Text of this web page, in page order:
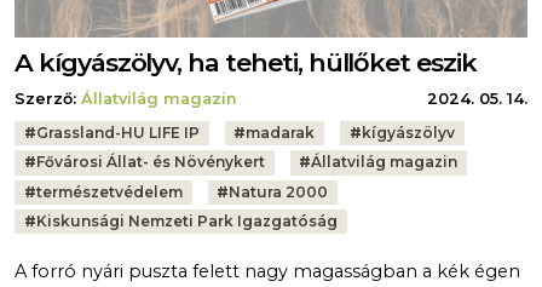
A kígyászölyv, ha teheti, hüllőket eszik
Szerző: Állatvilág magazin
2024. 05. 14.
Tags:
#Grassland-HU LIFE IP #madarak # kígyászölyv
#Fővárosi Állat- és Növénykert #Állatvilág magazin
#természetvédelem #Natura 2000
#Kiskunsági Nemzeti Park Igazgatóság
A forró nyári puszta felett nagy magasságban a kék égen